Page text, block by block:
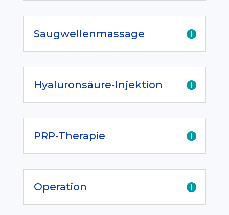
Saugwellenmassage
Hyaluronsäure-Injektion
PRP-Therapie
Operation